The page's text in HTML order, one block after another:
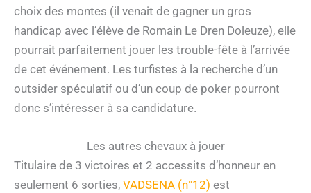
choix des montes (il venait de gagner un gros
handicap avec l’élève de Romain Le Dren Doleuze), elle
pourrait parfaitement jouer les trouble-fête à l’arrivée
de cet événement. Les turfistes à la recherche d’un
outsider spéculatif ou d’un coup de poker pourront
donc s’intéresser à sa candidature.
Les autres chevaux à jouer
Titulaire de 3 victoires et 2 accessits d’honneur en
seulement 6 sorties, VADSENA (n°12) est